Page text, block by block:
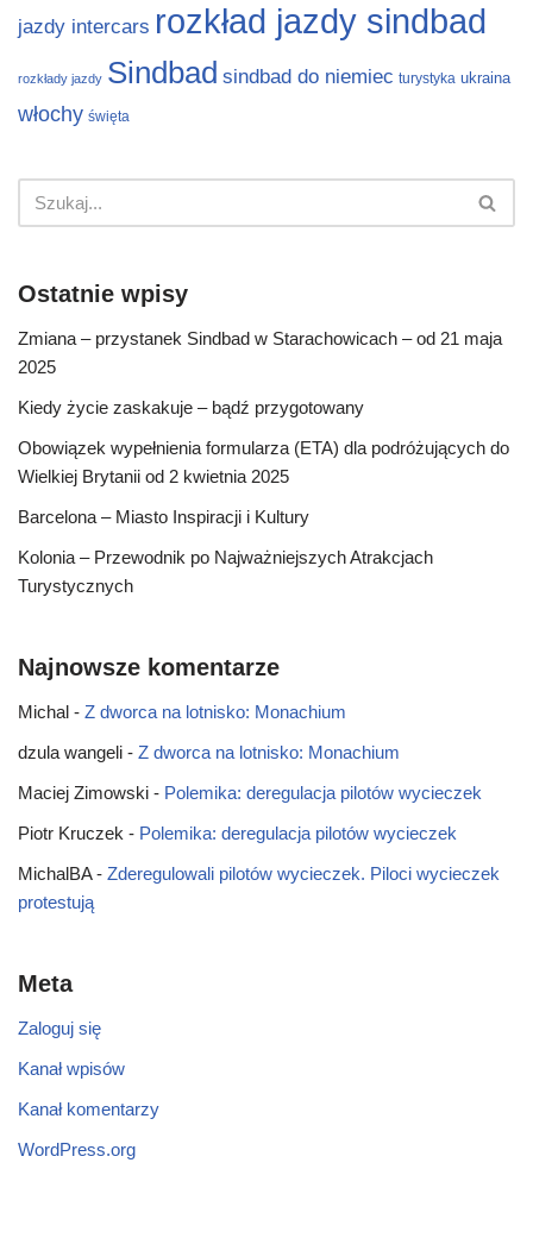
jazdy intercars rozkład jazdy sindbad
rozkłady jazdy Sindbad sindbad do niemiec turystyka ukraina
włochy święta
Ostatnie wpisy
Zmiana – przystanek Sindbad w Starachowicach – od 21 maja
2025
Kiedy życie zaskakuje – bądź przygotowany
Obowiązek wypełnienia formularza (ETA) dla podróżujących do
Wielkiej Brytanii od 2 kwietnia 2025
Barcelona – Miasto Inspiracji i Kultury
Kolonia – Przewodnik po Najważniejszych Atrakcjach
Turystycznych
Najnowsze komentarze
Michal - Z dworca na lotnisko: Monachium
dzula wangeli - Z dworca na lotnisko: Monachium
Maciej Zimowski - Polemika: deregulacja pilotów wycieczek
Piotr Kruczek - Polemika: deregulacja pilotów wycieczek
MichalBA- Zderegulowali pilotów wycieczek. Piloci wycieczek
protestują
Meta
Zaloguj się
Kanał wpisów
Kanał komentarzy
WordPress.org